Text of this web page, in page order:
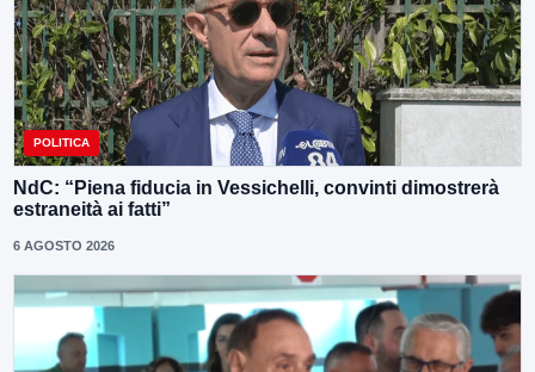
POLITICA
NdC: “Piena fiducia in Vessichelli, convinti dimostrerà
estraneità ai fatti”
6 AGOSTO 2026